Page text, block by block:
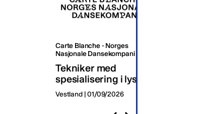
Carte Blanche - Norges
Nasjonale Dansekompani
Tekniker med
spesialisering i lys
Vestland | 01/09/2026